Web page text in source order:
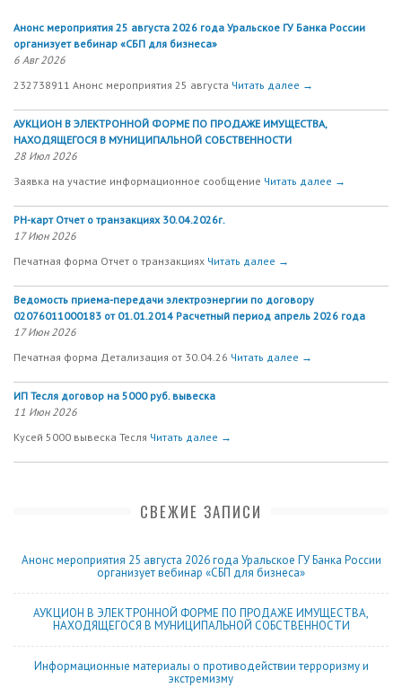
Анонс мероприятия 25 августа 2026 года Уральское ГУ Банка России
организует вебинар «СБП для бизнеса»
6 Авг 2026
232738911 Анонс мероприятия 25 августа Читать далее →
АУКЦИОН В ЭЛЕКТРОННОЙ ФОРМЕ ПО ПРОДАЖЕ ИМУЩЕСТВА,
НАХОДЯЩЕГОСЯ В МУНИЦИПАЛЬНОЙ СОБСТВЕННОСТИ
28 Июл 2026
Заявка на участие информационное сообщение Читать далее →
РН-карт Отчет о транзакциях 30.04.2026г.
17 Июн 2026
Печатная форма Отчет о транзакциях Читать далее →
Ведомость приема-передачи электроэнергии по договору
02076011000183 от 01.01.2014 Расчетный период апрель 2026 года
17 Июн 2026
Печатная форма Детализация от 30.04.26 Читать далее →
ИП Тесля договор на 5000 руб. вывеска
11 Июн 2026
Кусей 5000 вывеска Тесля Читать далее →
СВЕЖИЕ ЗАПИСИ
Анонс мероприятия 25 августа 2026 года Уральское ГУ Банка России
организует вебинар «СБП для бизнеса»
АУКЦИОН В ЭЛЕКТРОННОЙ ФОРМЕ ПО ПРОДАЖЕ ИМУЩЕСТВА,
НАХОДЯЩЕГОСЯ В МУНИЦИПАЛЬНОЙ СОБСТВЕННОСТИ
Информационные материалы о противодействии терроризму и
экстремизму